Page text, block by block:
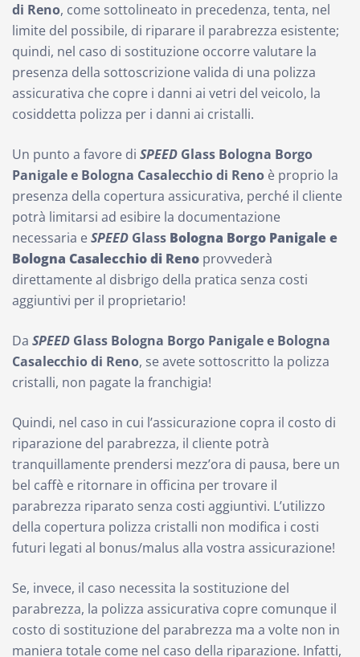
di Reno, come sottolineato in precedenza, tenta, nel
limite del possibile, di riparare il parabrezza esistente;
quindi, nel caso di sostituzione occorre valutare la
presenza della sottoscrizione valida di una polizza
assicurativa che copre i danni ai vetri del veicolo, la
cosiddetta polizza per i danni ai cristalli.
Un punto a favore di SPEED Glass Bologna Borgo
Panigale e Bologna Casalecchio di Reno è proprio la
presenza della copertura assicurativa, perché il cliente
potrà limitarsi ad esibire la documentazione
necessaria eSPEED Glass Bologna Borgo Panigale e
Bologna Casalecchio di Reno provvederà
direttamente al disbrigo della pratica senza costi
aggiuntivi per il proprietario!
Da SPEED Glass Bologna Borgo Panigale e Bologna
Casalecchio di Reno, se avete sottoscritto la polizza
cristalli, non pagate la franchigia!
Quindi, nel caso in cui l’assicurazione copra il costo di
riparazione del parabrezza, il cliente potrà
tranquillamente prendersi mezz’ora di pausa, bere un
bel caffè e ritornare in officina per trovare il
parabrezza riparato senza costi aggiuntivi. L’utilizzo
della copertura polizza cristalli non modifica i costi
futuri legati al bonus/malus alla vostra assicurazione!
Se, invece, il caso necessita la sostituzione del
parabrezza, la polizza assicurativa copre comunque il
costo di sostituzione del parabrezza ma a volte non in
maniera totale come nel caso della riparazione. Infatti,